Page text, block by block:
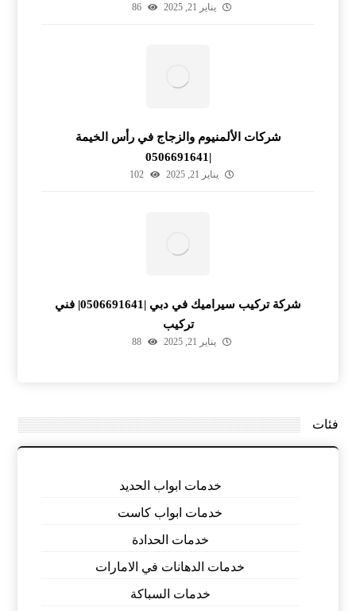
يناير 21, 2025 86
شركات الألمنيوم والزجاج في رأس الخيمة
|0506691641
يناير 21, 2025 102
شركة تركيب سيراميك في دبي |0506691641| فني
تركيب
يناير 21, 2025 88
فئات
خدمات ابواب الحديد
خدمات ابواب كاست
خدمات الحدادة
خدمات الدهانات في الامارات
خدمات السباكة